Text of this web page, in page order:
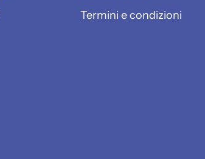
Termini e condizioni